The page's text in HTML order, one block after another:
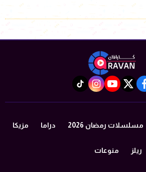
facebook
twitter
youtube
instagram
tiktok
مسلسلات رمضان 2026 دراما مزيكا
ريلز منوعات